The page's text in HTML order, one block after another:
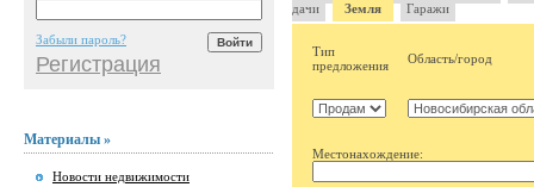
Забыли пароль?
Регистрация
Материалы »
Новости недвижимости
дачи
Земля Гаражи
Тип
предложения
Область/город
Местонахождение: